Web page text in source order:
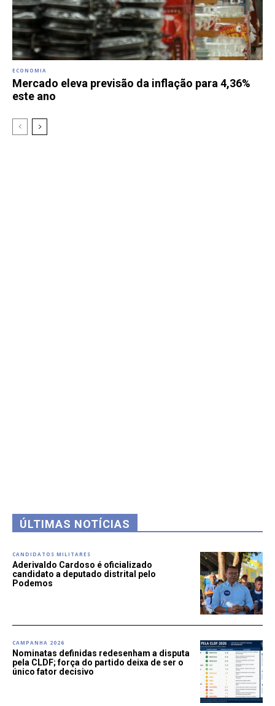
ECONOMIA
Mercado eleva previsão da inflação para 4,36%
este ano
ÚLTIMAS NOTÍCIAS
CANDIDATOS MILITARES
Aderivaldo Cardoso é oficializado
candidato a deputado distrital pelo
Podemos
CAMPANHA 2026
Nominatas definidas redesenham a disputa
pela CLDF; força do partido deixa de ser o
único fator decisivo